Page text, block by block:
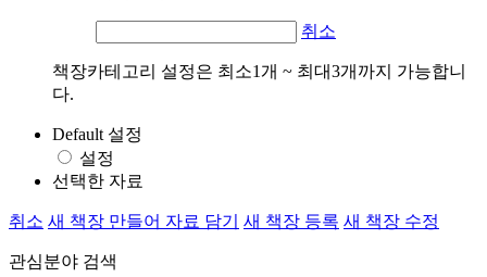
취소
책장카테고리 설정은 최소1개 ~ 최대3개까지 가능합니
다.
Default 설정
설정
선택한 자료
취소 새 책장 만들어 자료 담기 새 책장 등록 새 책장 수정
관심분야 검색